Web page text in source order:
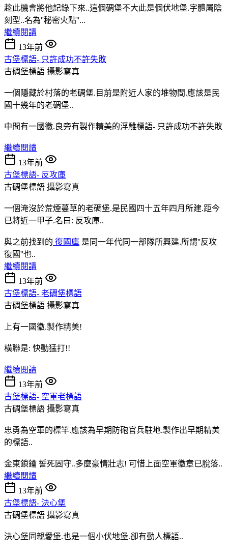
趁此機會將他記錄下來..這個碉堡不大此是個伏地堡.字體屬陰
刻型..名為''秘密火點''...
繼續閱讀
13年前
古堡標語- 只許成功不許失敗
古碉堡標語 攝影寫真
一個隱藏於村落的老碉堡.目前是附近人家的堆物間.應該是民
國十幾年的老碉堡..
中間有一國徽.良旁有製作精美的浮雕標語- 只許成功不許失敗
繼續閱讀
13年前
古堡標語- 反攻庫
古碉堡標語 攝影寫真
一個淹沒於荒煙蔓草的老碉堡.是民國四十五年四月所建.距今
已將近一甲子.名曰: 反攻庫..
與之前找到的 復國庫 是同一年代同一部隊所興建.所謂''反攻
復國''也..
繼續閱讀
13年前
古堡標語- 老碉堡標語
古碉堡標語 攝影寫真
上有一國徽.製作精美!
橫聯是: 快動猛打!!
繼續閱讀
13年前
古堡標語- 空軍老標語
古碉堡標語 攝影寫真
忠勇為空軍的標竿.應該為早期防砲官兵駐地.製作出早期精美
的標語..
金東鎖鑰 誓死固守..多麼豪情壯志! 可惜上面空軍徽章已脫落..
繼續閱讀
13年前
古堡標語- 決心堡
古碉堡標語 攝影寫真
決心堡同親愛堡.也是一個小伏地堡.卻有動人標語..